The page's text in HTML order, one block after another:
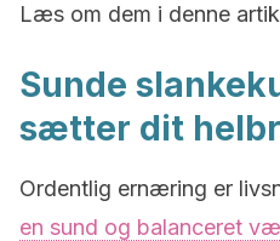
Læs om dem i denne
Sunde
sætter dit
Ordentlig ernæring er
en sund og balanceret